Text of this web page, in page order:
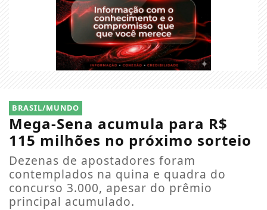
BRASIL/MUNDO
Mega-Sena acumula para R$
115 milhões no próximo sorteio
Dezenas de apostadores foram
contemplados na quina e quadra do
concurso 3.000, apesar do prêmio
principal acumulado.